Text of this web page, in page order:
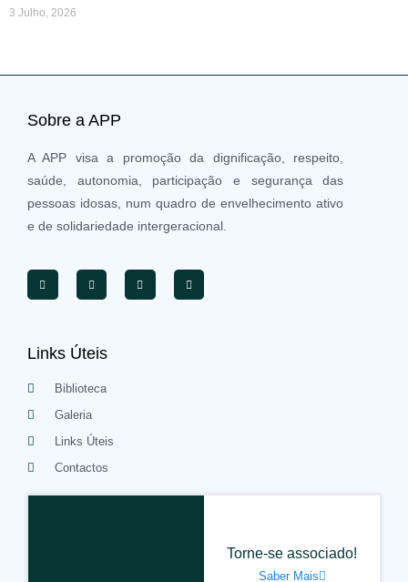
3 Julho, 2026
Sobre a APP
A APP visa a promoção da dignificação, respeito,
saúde, autonomia, participação e segurança das
pessoas idosas, num quadro de envelhecimento ativo
e de solidariedade intergeracional.
Links Úteis
Biblioteca
Galeria
Links Úteis
Contactos
Torne-se associado!
Saber Mais